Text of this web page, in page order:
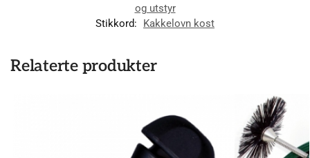
og utstyr
Stikkord:
Kakkelovn kost
Relaterte produkter